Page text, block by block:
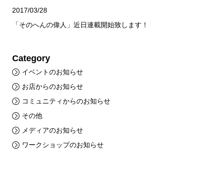
2017/03/28
「そのへんの偉人」近日連載開始致します！
Category
イベントのお知らせ
お店からのお知らせ
コミュニティからのお知らせ
その他
メディアのお知らせ
ワークショップのお知らせ